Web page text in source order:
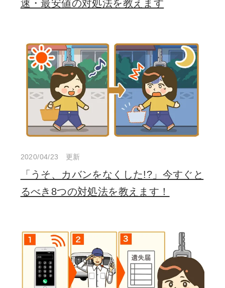
速・最安値の対処法を教えます
2020/04/23 更新
「うそ、カバンをなくした!?」今すぐと
るべき8つの対処法を教えます！